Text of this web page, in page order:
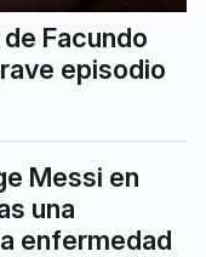
Facundo
episodio
Messi en
una
enfermedad